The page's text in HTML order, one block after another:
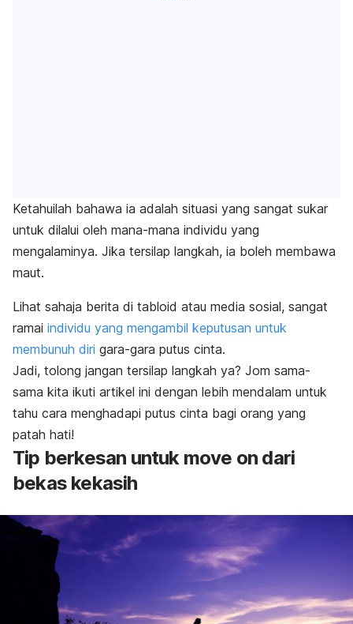
Ketahuilah bahawa ia adalah situasi yang sangat sukar
untuk dilalui oleh mana-mana individu yang
mengalaminya. Jika tersilap langkah, ia boleh membawa
maut.
Lihat sahaja berita di tabloid atau media sosial, sangat
ramai individu yang mengambil keputusan untuk
membunuh diri gara-gara putus cinta.
Jadi, tolong jangan tersilap langkah ya? Jom sama-
sama kita ikuti artikel ini dengan lebih mendalam untuk
tahu cara menghadapi putus cinta bagi orang yang
patah hati!
Tip berkesan untuk move on dari
bekas kekasih